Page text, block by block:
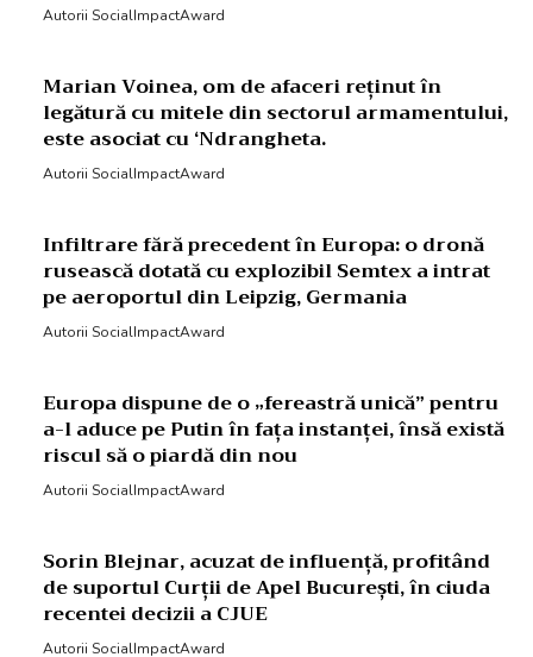
Autorii SocialImpactAward
Marian Voinea, om de afaceri reținut în
legătură cu mitele din sectorul armamentului,
este asociat cu ‘Ndrangheta.
Autorii SocialImpactAward
Infiltrare fără precedent în Europa: o dronă
rusească dotată cu explozibil Semtex a intrat
pe aeroportul din Leipzig, Germania
Autorii SocialImpactAward
Europa dispune de o „fereastră unică” pentru
a-l aduce pe Putin în fața instanței, însă există
riscul să o piardă din nou
Autorii SocialImpactAward
Sorin Blejnar, acuzat de influență, profitând
de suportul Curții de Apel București, în ciuda
recentei decizii a CJUE
Autorii SocialImpactAward